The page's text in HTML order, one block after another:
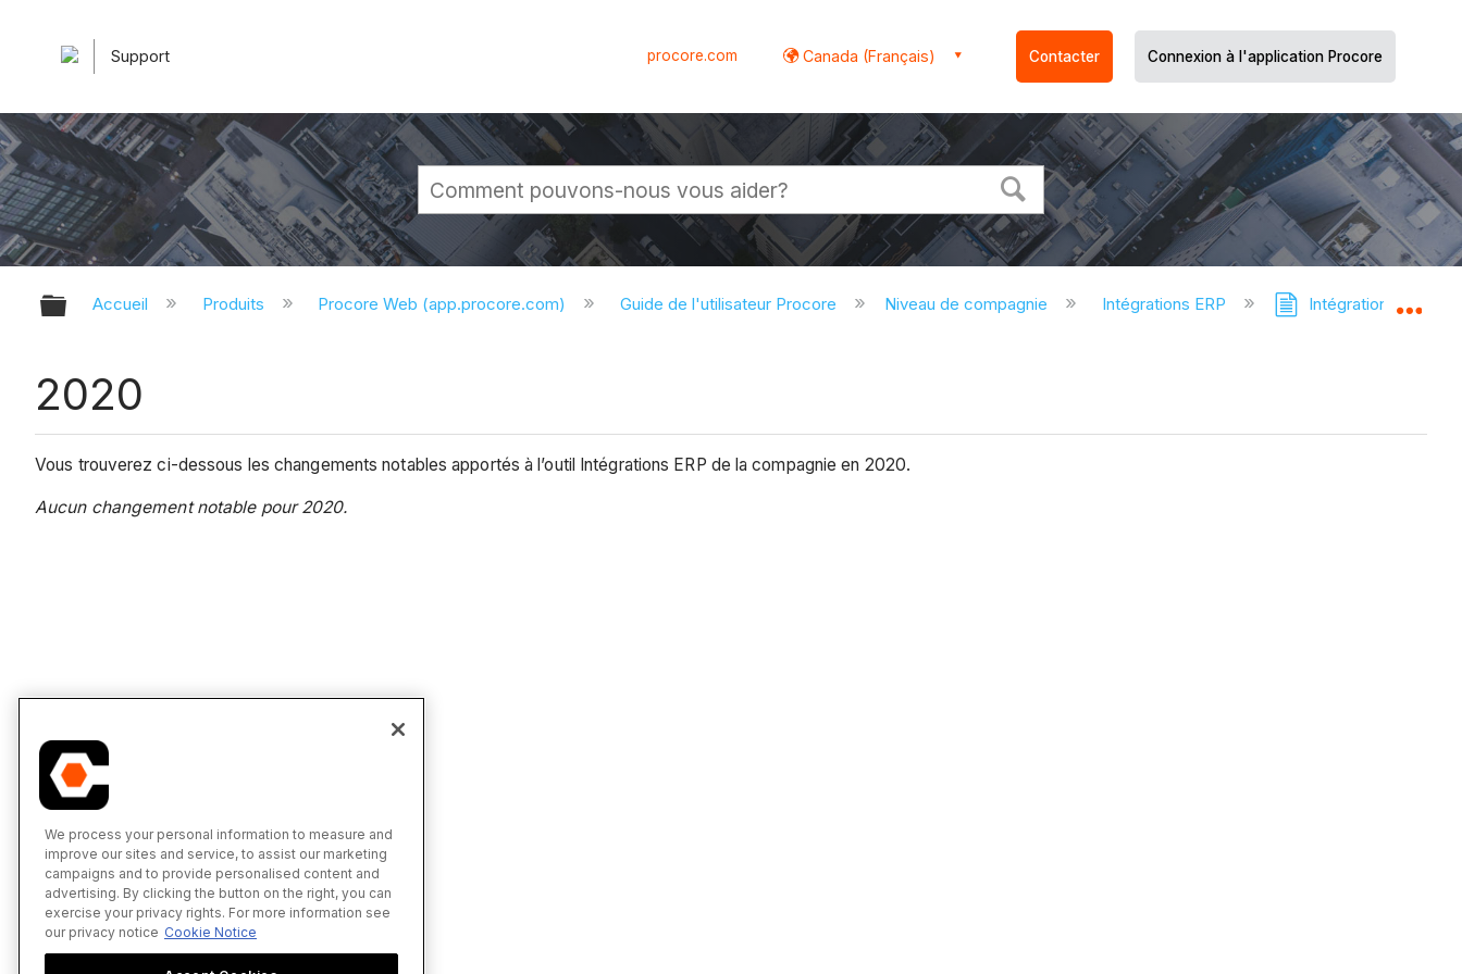
Support procore.com Canada (Français) Contacter Connexion à l'application Procore
Développer/réduire la hiérarchie globale
Accueil Produits Procore Web (app.procore.com) Guide de l'utilisateur Procore Niveau de compagnie Intégrations ERP Intégrations ERP -
2020
Vous trouverez ci-dessous les changements notables apportés à l’outil Intégrations ERP de la compagnie en 2020.
Aucun changement notable pour 2020.
We process your personal information to measure and
improve our sites and service, to assist our marketing
campaigns and to provide personalised content and
advertising. By clicking the button on the right, you can
exercise your privacy rights. For more information see
our privacy notice Cookie Notice